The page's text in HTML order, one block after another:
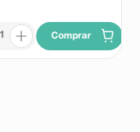
Comprar